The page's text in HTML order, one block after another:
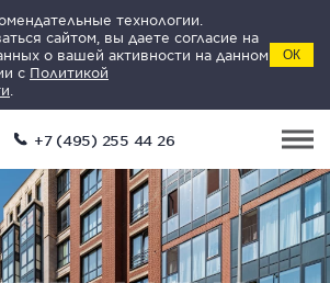
технологии.
сайтом, вы даете согласие на
о вашей активности на данном
с Политикой
ОК
+7 (495) 255 44 26